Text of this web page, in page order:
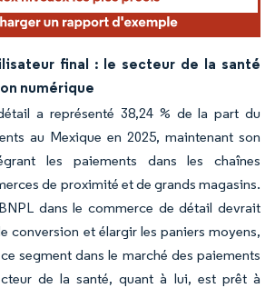
final : le secteur de la santé
numérique
a représenté 38,24 % de la part du
au Mexique en 2025, maintenant son
les paiements dans les chaînes
de proximité et de grands magasins.
dans le commerce de détail devrait
conversion et élargir les paniers moyens,
segment dans le marché des paiements
de la santé, quant à lui, est prêt à